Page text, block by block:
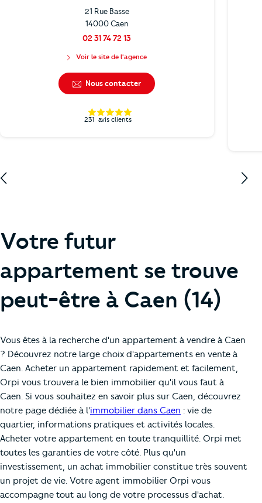
21 Rue Basse
14000 Caen
02 31 74 72 13
Voir le site de l'agence
Nous contacter
231 avis clients
Votre futur
appartement se trouve
peut-être à Caen (14)
Vous êtes à la recherche d'un appartement à vendre à Caen
? Découvrez notre large choix d'appartements en vente à
Caen. Acheter un appartement rapidement et facilement,
Orpi vous trouvera le bien immobilier qu'il vous faut à
Caen. Si vous souhaitez en savoir plus sur Caen, découvrez
notre page dédiée à l'immobilier dans Caen : vie de
quartier, informations pratiques et activités locales.
Acheter votre appartement en toute tranquillité. Orpi met
toutes les garanties de votre côté. Plus qu'un
investissement, un achat immobilier constitue très souvent
un projet de vie. Votre agent immobilier Orpi vous
accompagne tout au long de votre processus d'achat.